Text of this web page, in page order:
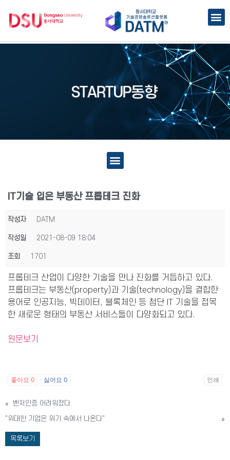
IT기술 입은 부동산 프롭테크 진화
작성자 DATM
작성일 2021-08-09 18:04
조회 1701
프롭테크 산업이 다양한 기술을 만나 진화를 거듭하고 있다.
프롭테크는 부동산(property)과 기술(technology)을 결합한
용어로 인공지능, 빅데이터, 블록체인 등 첨단 IT 기술을 접목
한 새로운 형태의 부동산 서비스들이 다양화되고 있다.
원문보기
좋아요 0 싫어요 0 인쇄
«
벤처인증 어려워졌다
"위대한 기업은 위기 속에서 나온다"
»
목록보기